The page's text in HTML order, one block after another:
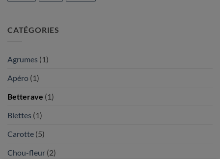
CATÉGORIES
Agrumes (1)
Apéro (1)
Betterave (1)
Blettes (1)
Carotte (5)
Chou-fleur (2)